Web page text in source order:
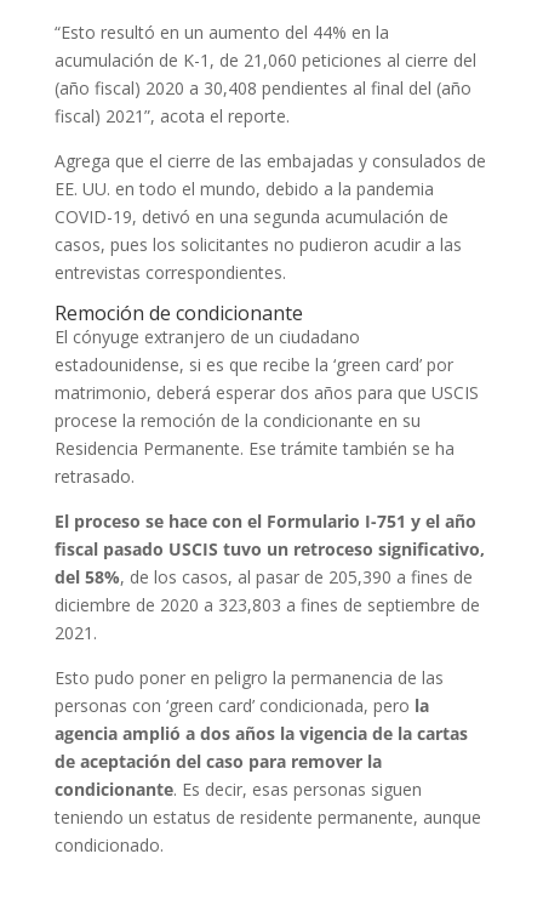
“Esto resultó en un aumento del 44% en la
acumulación de K-1, de 21,060 peticiones al cierre del
(año fiscal) 2020 a 30,408 pendientes al final del (año
fiscal) 2021”, acota el reporte.
Agrega que el cierre de las embajadas y consulados de
EE. UU. en todo el mundo, debido a la pandemia
COVID-19, detivó en una segunda acumulación de
casos, pues los solicitantes no pudieron acudir a las
entrevistas correspondientes.
Remoción de condicionante
El cónyuge extranjero de un ciudadano
estadounidense, si es que recibe la ‘green card’ por
matrimonio, deberá esperar dos años para que USCIS
procese la remoción de la condicionante en su
Residencia Permanente. Ese trámite también se ha
retrasado.
El proceso se hace con el Formulario I-751 y el año
fiscal pasado USCIS tuvo un retroceso significativo,
del 58%, de los casos, al pasar de 205,390 a fines de
diciembre de 2020 a 323,803 a fines de septiembre de
2021.
Esto pudo poner en peligro la permanencia de las
personas con ‘green card’ condicionada, pero la
agencia amplió a dos años la vigencia de la cartas
de aceptación del caso para remover la
condicionante. Es decir, esas personas siguen
teniendo un estatus de residente permanente, aunque
condicionado.